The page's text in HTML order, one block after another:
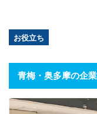
お役立ち
青梅・奥多摩の企